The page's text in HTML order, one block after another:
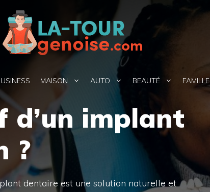
MAISON AUTO BEAUTÉ FAMILLE
d’un implant
?
dentaire est une solution naturelle et